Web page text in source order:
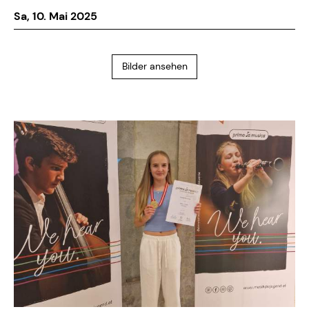
Sa, 10. Mai 2025
Bilder ansehen